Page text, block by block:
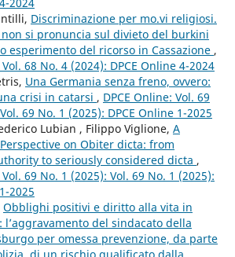
Discriminazione per mo.vi religiosi.
non si pronuncia sul divieto del burkini
esperimento del ricorso in Cassazione ,
68 No. 4 (2024): DPCE Online 4-2024
Una Germania senza freno, ovvero:
crisi in catarsi , DPCE Online: Vol. 69
69 No. 1 (2025): DPCE Online 1-2025
Lubian , Filippo Viglione, A
on Obiter dicta: from
to seriously considered dicta ,
69 No. 1 (2025): Vol. 69 No. 1 (2025):
2025
Obblighi positivi e diritto alla vita in
l’aggravamento del sindacato della
per omessa prevenzione, da parte